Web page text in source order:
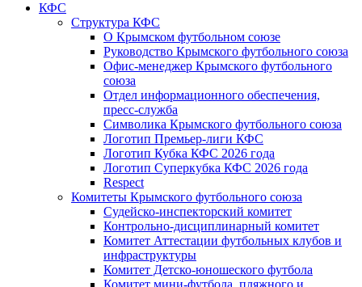
КФС
Структура КФС
О Крымском футбольном союзе
Руководство Крымского футбольного союза
Офис-менеджер Крымского футбольного
союза
Отдел информационного обеспечения,
пресс-служба
Символика Крымского футбольного союза
Логотип Премьер-лиги КФС
Логотип Кубка КФС 2026 года
Логотип Суперкубка КФС 2026 года
Respect
Комитеты Крымского футбольного союза
Судейско-инспекторский комитет
Контрольно-дисциплинарный комитет
Комитет Аттестации футбольных клубов и
инфраструктуры
Комитет Детско-юношеского футбола
Комитет мини-футбола, пляжного и